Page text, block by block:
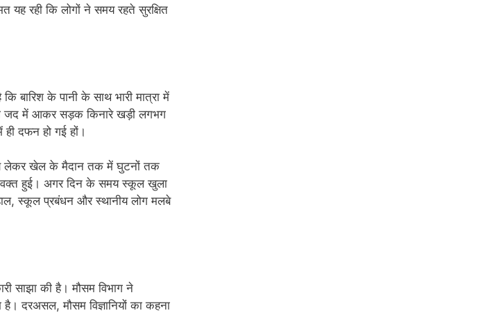
रही कि लोगों ने समय रहते सुरक्षित
बारिश के पानी के साथ भारी मात्रा में
जद में आकर सड़क किनारे खड़ी लगभग
ही दफन हो गई हों।
लेकर खेल के मैदान तक में घुटनों तक
वक्त हुई। अगर दिन के समय स्कूल खुला
स्कूल प्रबंधन और स्थानीय लोग मलबे
साझा की है। मौसम विभाग ने
दरअसल, मौसम विज्ञानियों का कहना